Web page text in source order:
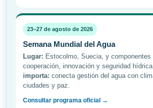
23–27 de agosto de 2026
Semana Mundial del Agua
Lugar: Estocolmo, Suecia, y componentes
cooperación, innovación y seguridad
importa: conecta gestión del agua con
ciudades y paz.
Consultar programa oficial →